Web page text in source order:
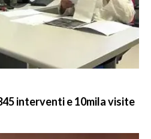
interventi e 10mila visite